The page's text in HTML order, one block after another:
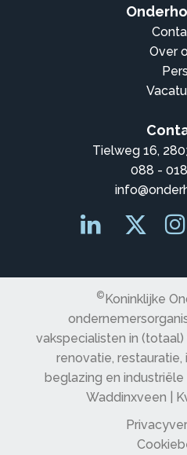
Over
Pers
Tielweg 16,
088 -
©Koninklijke
vakspecialisten in
renovatie, restauratie,
beglazing en
Waddinxveen |